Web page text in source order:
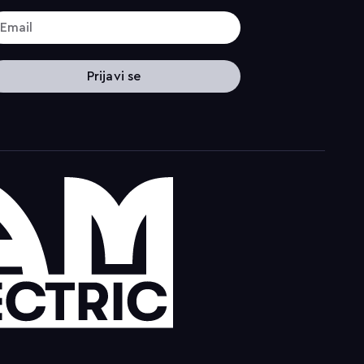
Prijavi se